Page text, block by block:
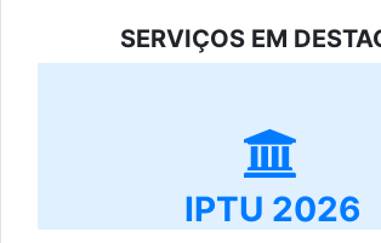
SERVIÇOS EM
IPTU 2026